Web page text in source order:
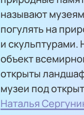
называют
погулять на
и
объект
открыты
музеи под
Наталья